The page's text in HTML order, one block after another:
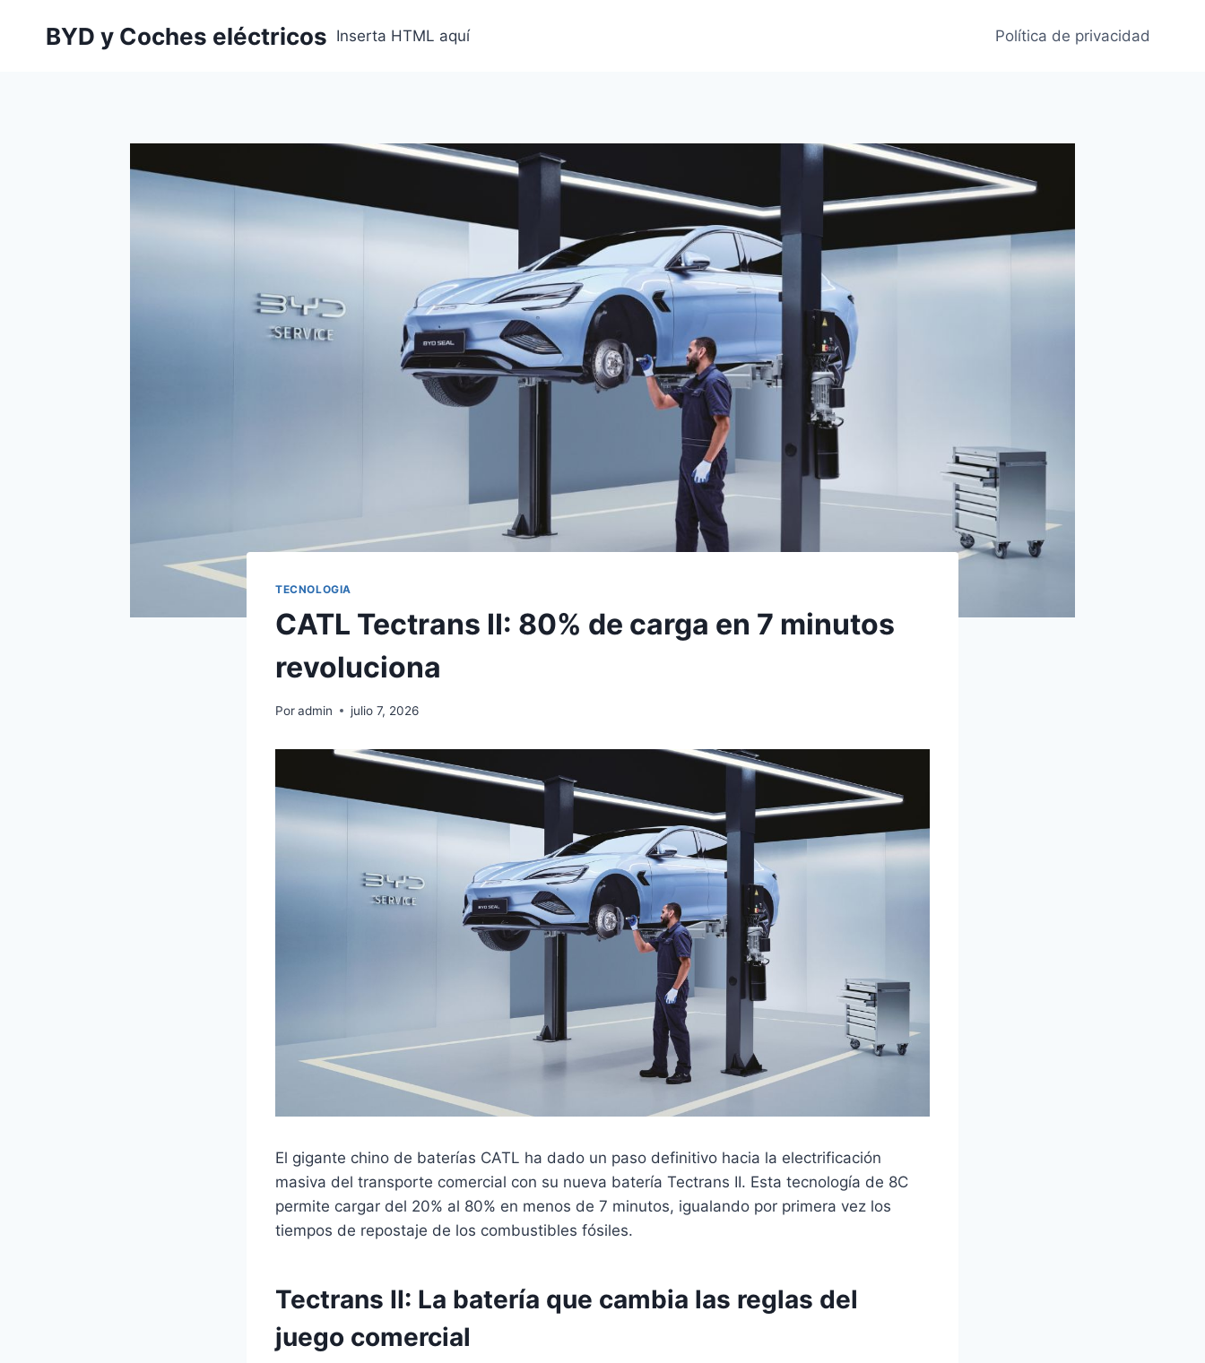
BYD y Coches eléctricos Inserta HTML aquí Política de privacidad
TECNOLOGIA
CATL Tectrans II: 80% de carga en 7 minutos
revoluciona
Poradmin julio 7, 2026
El gigante chino de baterías CATL ha dado un paso definitivo hacia la electrificación
masiva del transporte comercial con su nueva batería Tectrans II. Esta tecnología de 8C
permite cargar del 20% al 80% en menos de 7 minutos, igualando por primera vez los
tiempos de repostaje de los combustibles fósiles.
Tectrans II: La batería que cambia las reglas del
juego comercial